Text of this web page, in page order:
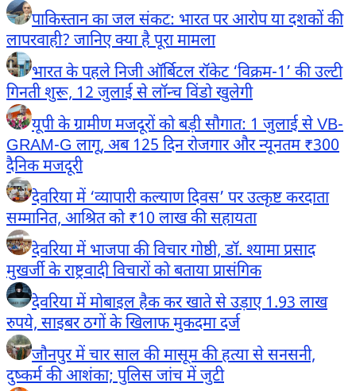
पाकिस्तान का जल संकट: भारत पर आरोप या दशकों की
लापरवाही? जानिए क्या है पूरा मामला
भारत के पहले निजी ऑर्बिटल रॉकेट ‘विक्रम-1’ की उल्टी
गिनती शुरू, 12 जुलाई से लॉन्च विंडो खुलेगी
यूपी के ग्रामीण मजदूरों को बड़ी सौगात: 1 जुलाई से VB-
GRAM-G लागू, अब 125 दिन रोजगार और न्यूनतम ₹300
दैनिक मजदूरी
देवरिया में ‘व्यापारी कल्याण दिवस’ पर उत्कृष्ट करदाता
सम्मानित, आश्रित को ₹10 लाख की सहायता
देवरिया में भाजपा की विचार गोष्ठी, डॉ. श्यामा प्रसाद
मुखर्जी के राष्ट्रवादी विचारों को बताया प्रासंगिक
देवरिया में मोबाइल हैक कर खाते से उड़ाए 1.93 लाख
रुपये, साइबर ठगों के खिलाफ मुकदमा दर्ज
जौनपुर में चार साल की मासूम की हत्या से सनसनी,
दुष्कर्म की आशंका; पुलिस जांच में जुटी